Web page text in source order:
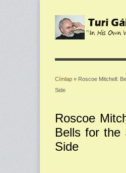
Jelenlegi hely
Címlap » Roscoe Mitchell:
Side
Roscoe
Bells for the
Side